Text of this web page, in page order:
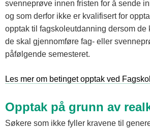
svenneprøve innen fristen for å sende
og som derfor ikke er kvalifisert for
opptak til fagskoleutdanning dersom de
de skal gjennomføre fag- eller
påfølgende semesteret.
Les mer om betinget opptak ved
Opptak på grunn av
Søkere som ikke fyller kravene til